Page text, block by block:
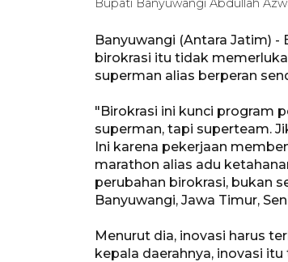
Bupati Banyuwangi Abdullah
Banyuwangi (Antara Jatim)
birokrasi itu tidak
superman alias berperan
"Birokrasi ini kunci program
superman, tapi superteam.
Ini karena pekerjaan
marathon alias adu
perubahan birokrasi, bukan
Banyuwangi, Jawa Timur,
Menurut dia, inovasi harus
kepala daerahnya, inovasi